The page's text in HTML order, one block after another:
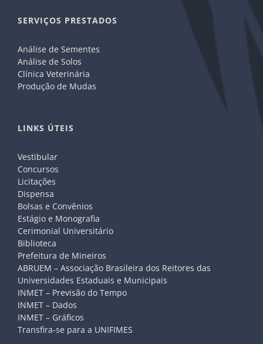
SERVIÇOS PRESTADOS
Análise de Sementes
Análise de Solos
Clínica Veterinária
Produção de Mudas
LINKS ÚTEIS
Vestibular
Concursos
Licitações
Dispensa
Bolsas e Convênios
Estágio e Monografia
Cerimonial Universitário
Biblioteca
Prefeitura de Mineiros
ABRUEM – Associação Brasileira dos Reitores das
Universidades Estaduais e Municipais
INMET – Previsão do Tempo
INMET – Dados
INMET – Gráficos
Transfira-se para a UNIFIMES